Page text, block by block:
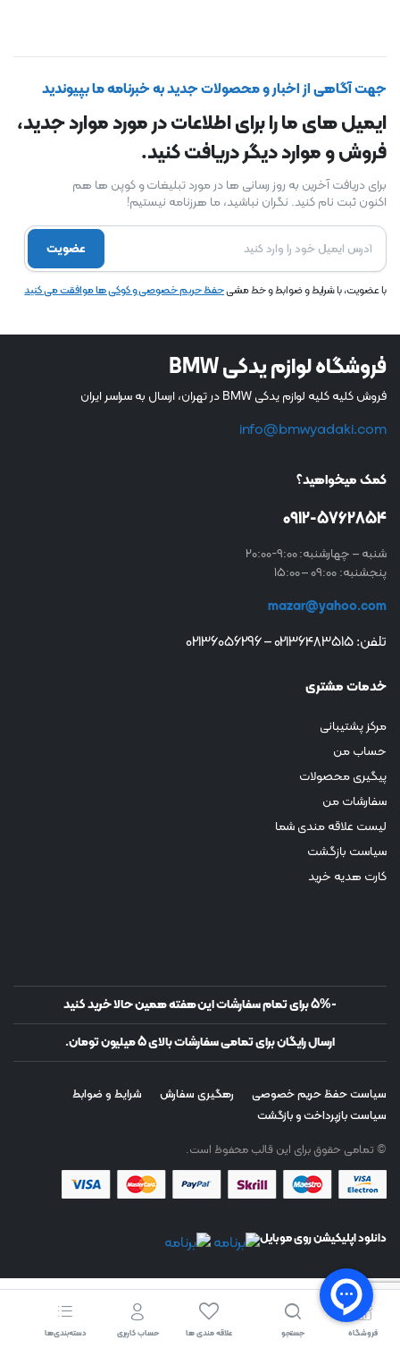
جهت آگاهی از اخبار و محصولات جدید به خبرنامه ما بپیوندید
ایمیل های ما را برای اطلاعات در مورد موارد جدید،
فروش و موارد دیگر دریافت کنید.
برای دریافت آخرین به روز رسانی ها در مورد تبلیغات و کوپن ها هم
اکنون ثبت نام کنید. نگران نباشید، ما هرزنامه نیستیم!
عضویت
با عضویت، با شرایط و ضوابط و خط مشیحفظ حریم خصوصی و کوکی ها موافقت می کنید
فروشگاه لوازم یدکی BMW
فروش کلیه کلیه لوازم یدکی BMW در تهران، ارسال به سراسر ایران
info@bmwyadaki.com
کمک میخواهید؟
0912-5762854
شنبه – چهارشنبه: 9:00-20:00
پنجشنبه: 09:00 – 15:00
mazar@yahoo.com
تلفن: 02136483515 – 02136056296
خدمات مشتری
مرکز پشتیبانی
حساب من
پیگیری محصولات
سفارشات من
لیست علاقه مندی شما
سیاست بازگشت
کارت هدیه خرید
-5% برای تمام سفارشات این هفته همین حالا خرید کنید
ارسال رایگان برای تمامی سفارشات بالای 5 میلیون تومان.
سیاست حفظ حریم خصوصی رهگیری سفارش
شرایط و ضوابط
سیاست بازپرداخت و بازگشت
© تمامی حقوق برای این قالب محفوظ است.
دانلود اپلیکیشن روی موبایل
فروشگاه جستجو علاقه مندی ها حساب کاربری دسته‌بندی‌ها